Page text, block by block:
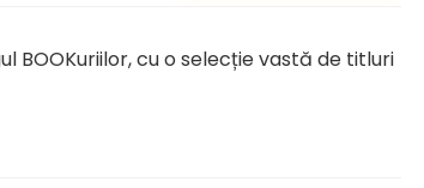
BOOKuriilor, cu o selecție vastă de titluri